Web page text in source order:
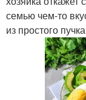
семью чем-то
из простого